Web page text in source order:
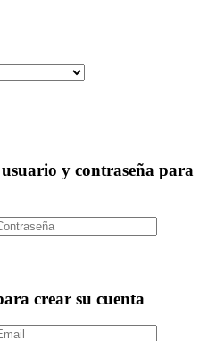
y contraseña para
crear su cuenta